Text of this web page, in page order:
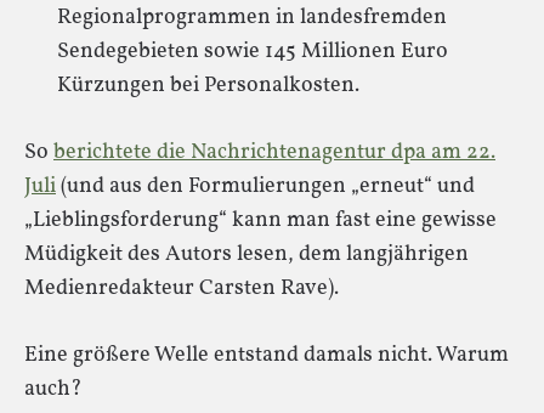
Regionalprogrammen in landesfremden
Sendegebieten sowie 145 Millionen Euro
Kürzungen bei Personalkosten.
So berichtete die Nachrichtenagentur dpa am 22.
Juli(und aus den Formulierungen „erneut“ und
„Lieblingsforderung“ kann man fast eine gewisse
Müdigkeit des Autors lesen, dem langjährigen
Medienredakteur Carsten Rave).
Eine größere Welle entstand damals nicht. Warum
auch?